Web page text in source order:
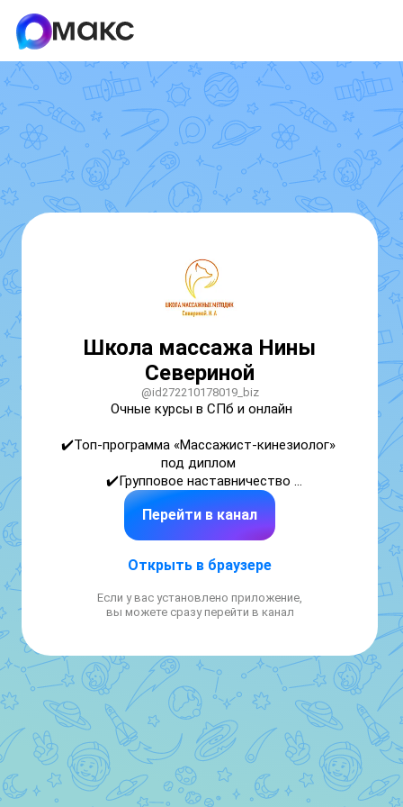
Школа массажа Нины
Севериной
@id272210178019_biz
Очные курсы в СПб и онлайн
✔️Топ-программа «Массажист-кинезиолог»
под диплом
✔️Групповое наставничество
✔️Индивидуальные стратегические сессии с
Севериной Ниной
✔️Более 50 курсов для новичков и
Перейти в канал
Открыть в браузере
Если у вас установлено приложение,
вы можете сразу перейти в канал